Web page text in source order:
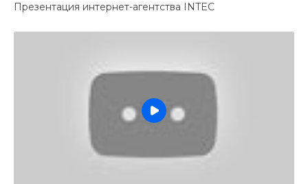
Презентация интернет-агентства INTEC